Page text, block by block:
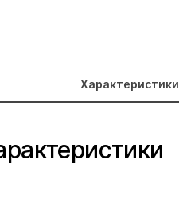
Характеристики